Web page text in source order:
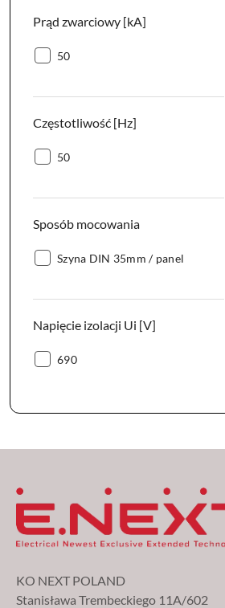
Prąd zwarciowy [kA]
Prąd
50
Częstotliwość [Hz]
Częstotliwość
50
Sposób mocowania
Sposób
Szyna DIN 35mm / panel
Napięcie izolacji Ui [V]
Napięcie
690
KO NEXT POLAND
Stanisława Trembeckiego 11A/602